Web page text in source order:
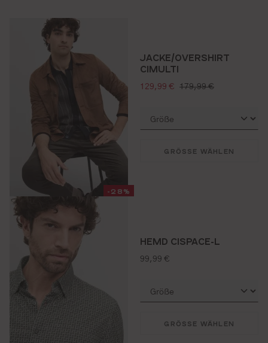
-28%
JACKE/OVERSHIRT
CIMULTI
verkaufspreis:
129,99 € regulärer preis:
179,99 €
GRÖSSE WÄHLEN
HEMD CISPACE-L
regulärer preis:
99,99 €
GRÖSSE WÄHLEN